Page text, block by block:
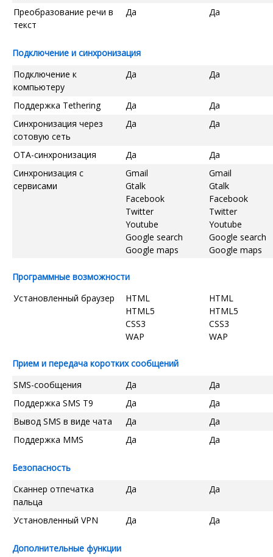
Преобразование речи в
текст
Да Да
Подключение и синхронизация
Подключение к
компьютеру
Да Да
Поддержка Tethering Да
Да
Синхронизация через
сотовую сеть
Да Да
OTA-синхронизация Да
Да
Синхронизация с
сервисами
Gmail
Gtalk
Facebook
Twitter
Youtube
Google search
Google maps
Gmail
Gtalk
Facebook
Twitter
Youtube
Google search
Google maps
Программные возможности
Установленный браузер
HTML
HTML5
CSS3
WAP
HTML
HTML5
CSS3
WAP
Прием и передача коротких сообщений
SMS-сообщения
Да
Да
Поддержка SMS T9
Да
Да
Вывод SMS в виде чата
Да
Да
Поддержка MMS
Да Да
Безопасность
Сканнер отпечатка
пальца
Да Да
Установленный VPN Да Да
Дополнительные функции